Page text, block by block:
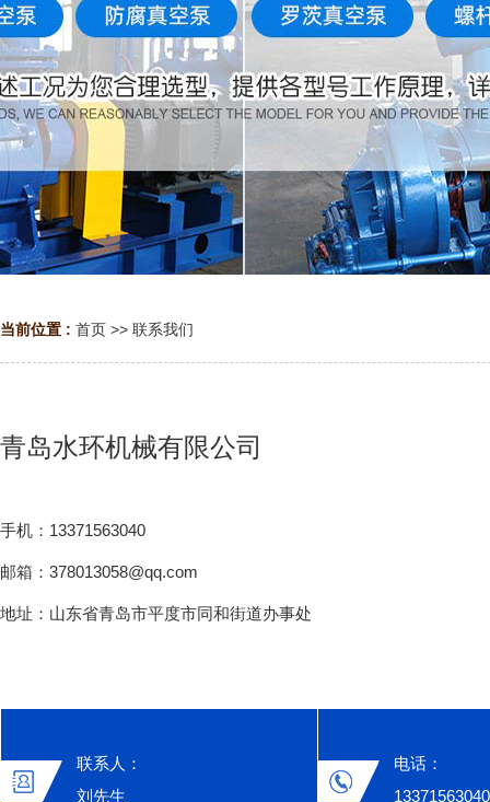
当前位置 : 首页 >> 联系我们
青岛水环机械有限公司
手机：13371563040
邮箱：378013058@qq.com
地址：山东省青岛市平度市同和街道办事处
联系人：
刘先生
电话：
13371563040